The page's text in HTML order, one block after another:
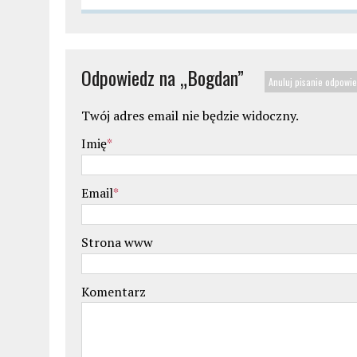
Odpowiedz na „Bogdan” Anuluj pisanie
Twój adres email nie będzie widoczny.
Imię*
Email*
Strona www
Komentarz